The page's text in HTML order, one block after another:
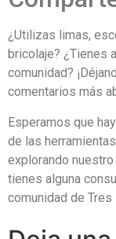
¿Utilizas limas,
bricolaje? ¿Tienes
comunidad?
comentarios más
Esperamos que
de las
explorando
tienes alguna
comunidad de Tres